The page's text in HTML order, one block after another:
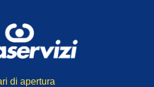
di apertura